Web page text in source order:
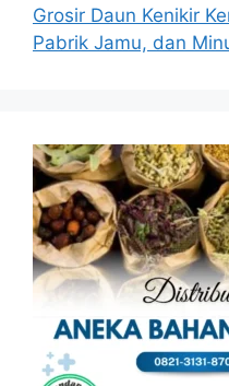
Grosir Daun Kenikir
Pabrik Jamu, dan